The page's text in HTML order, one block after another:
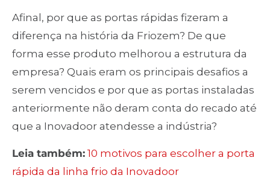
Afinal, por que as portas rápidas fizeram a
diferença na história da Friozem? De que
forma esse produto melhorou a estrutura da
empresa? Quais eram os principais desafios a
serem vencidos e por que as portas instaladas
anteriormente não deram conta do recado até
que a Inovadoor atendesse a indústria?
Leia também: 10 motivos para escolher a porta
rápida da linha frio da Inovadoor